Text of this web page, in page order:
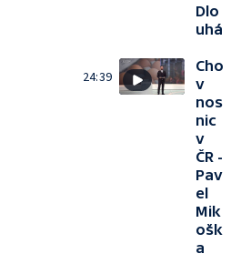
Dlo
uhá
24:39
Cho
v
nos
nic
v
ČR -
Pav
el
Mik
ošk
a